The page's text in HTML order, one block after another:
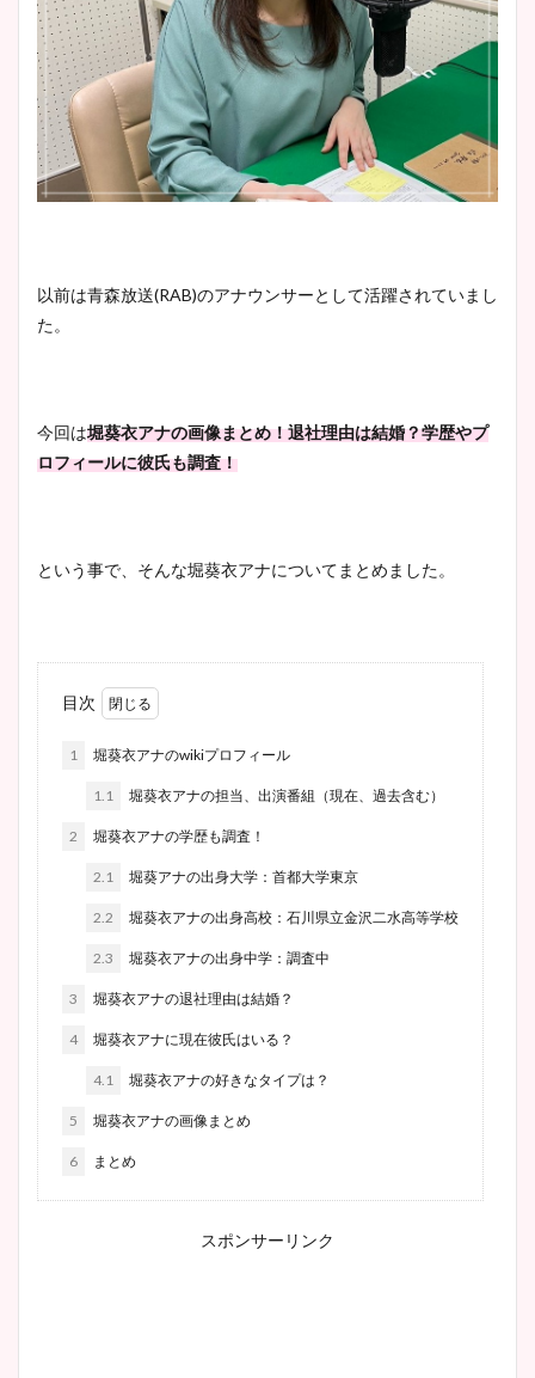
以前は青森放送(RAB)のアナウンサーとして活躍されていまし
た。
今回は堀葵衣アナの画像まとめ！退社理由は結婚？学歴やプ
ロフィールに彼氏も調査！
という事で、そんな堀葵衣アナについてまとめました。
目次
1 堀葵衣アナのwikiプロフィール
1.1 堀葵衣アナの担当、出演番組（現在、過去含む）
2 堀葵衣アナの学歴も調査！
2.1 堀葵アナの出身大学：首都大学東京
2.2 堀葵衣アナの出身高校：石川県立金沢二水高等学校
2.3 堀葵衣アナの出身中学：調査中
3 堀葵衣アナの退社理由は結婚？
4 堀葵衣アナに現在彼氏はいる？
4.1 堀葵衣アナの好きなタイプは？
5 堀葵衣アナの画像まとめ
6 まとめ
スポンサーリンク